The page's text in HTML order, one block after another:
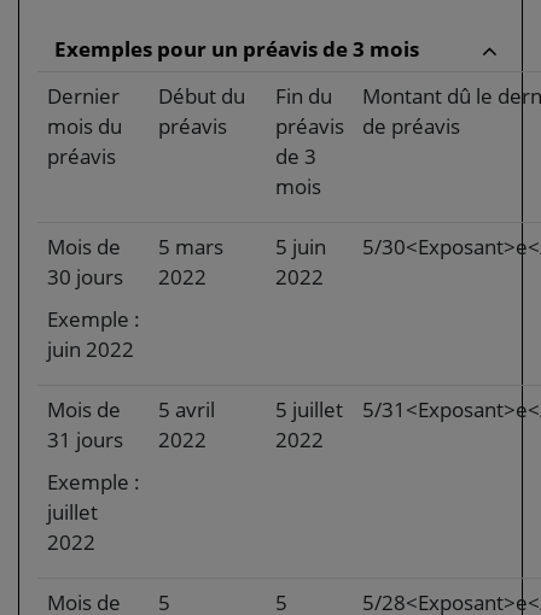
Exemples pour un préavis de 3 mois
Dernier
mois du
préavis
Début du
préavis
Fin du
préavis
de 3
mois
Montant dû le
de préavis
Mois de
30 jours
Exemple :
juin 2022
5 mars
2022
5 juin
2022
5/
Mois de
31 jours
Exemple :
juillet
2022
5 avril
2022
5 juillet
2022
5/
Mois de 5 5 5/